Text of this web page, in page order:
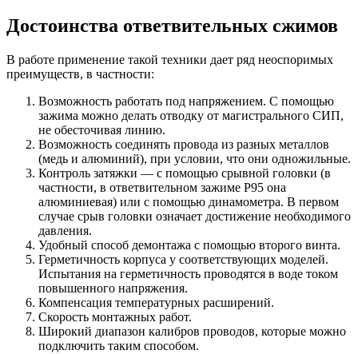
Достоинства ответвительных сжимов
В работе применение такой техники дает ряд неоспоримых
преимуществ, в частности:
Возможность работать под напряжением. С помощью
зажима можно делать отводку от магистрального СИП,
не обесточивая линию.
Возможность соединять провода из разных металлов
(медь и алюминий), при условии, что они одножильные.
Контроль затяжки — с помощью срывной головки (в
частности, в ответвительном зажиме Р95 она
алюминиевая) или с помощью динамометра. В первом
случае срыв головки означает достижение необходимого
давления.
Удобный способ демонтажа с помощью второго винта.
Герметичность корпуса у соответствующих моделей.
Испытания на герметичность проводятся в воде током
повышенного напряжения.
Компенсация температурных расширений.
Скорость монтажных работ.
Широкий диапазон калибров проводов, которые можно
подключить таким способом.